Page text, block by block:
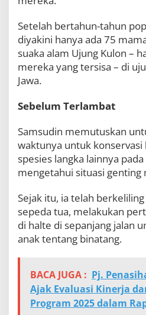
Setelah bertahun-tahun
diyakini hanya ada 75
suaka alam Ujung Kulon –
mereka yang tersisa – di
Jawa.
Sebelum Terlambat
Samsudin memutuskan
waktunya untuk konservasi
spesies langka lainnya
mengetahui situasi genting
Sejak itu, ia telah
sepeda tua, melakukan
di halte di sepanjang jalan
anak tentang binatang.
BACA JUGA : Pj.
Ajak Evaluasi Kinerja
Program 2025 dalam